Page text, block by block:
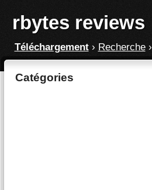
rbytes reviews
Téléchargement› Recherche›
Catégories